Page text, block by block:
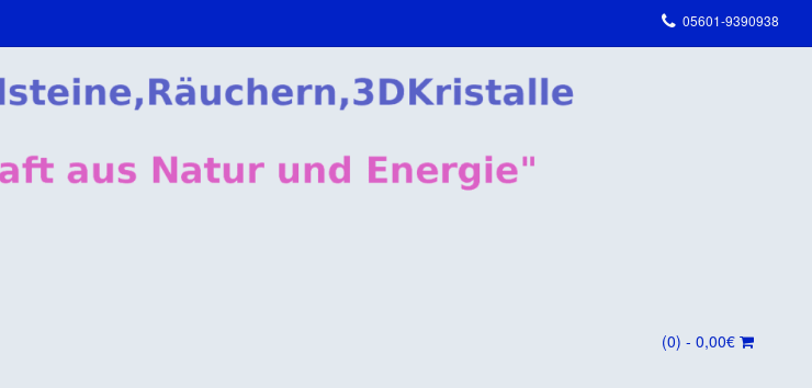
05601-9390938
(0) - 0,00€